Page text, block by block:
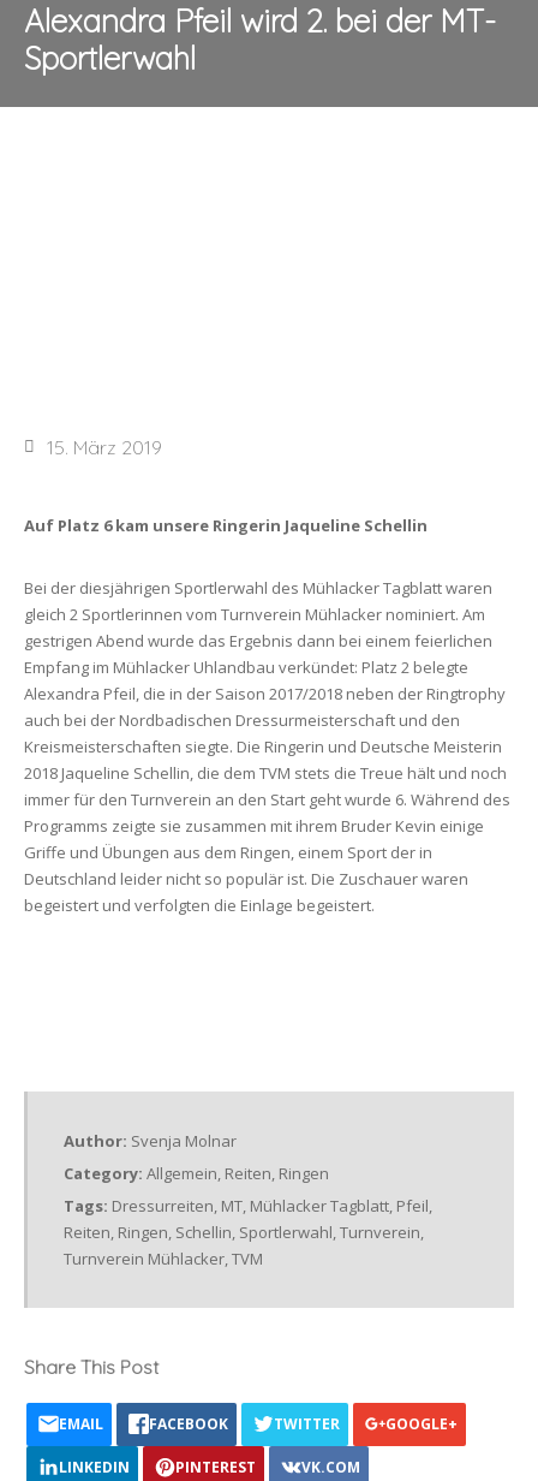
Alexandra Pfeil wird 2. bei der MT-
Sportlerwahl
15. März 2019
Auf Platz 6 kam unsere Ringerin Jaqueline Schellin
Bei der diesjährigen Sportlerwahl des Mühlacker Tagblatt waren
gleich 2 Sportlerinnen vom Turnverein Mühlacker nominiert. Am
gestrigen Abend wurde das Ergebnis dann bei einem feierlichen
Empfang im Mühlacker Uhlandbau verkündet: Platz 2 belegte
Alexandra Pfeil, die in der Saison 2017/2018 neben der Ringtrophy
auch bei der Nordbadischen Dressurmeisterschaft und den
Kreismeisterschaften siegte. Die Ringerin und Deutsche Meisterin
2018 Jaqueline Schellin, die dem TVM stets die Treue hält und noch
immer für den Turnverein an den Start geht wurde 6. Während des
Programms zeigte sie zusammen mit ihrem Bruder Kevin einige
Griffe und Übungen aus dem Ringen, einem Sport der in
Deutschland leider nicht so populär ist. Die Zuschauer waren
begeistert und verfolgten die Einlage begeistert.
Author: Svenja Molnar
Category: Allgemein, Reiten, Ringen
Tags: Dressurreiten, MT, Mühlacker Tagblatt, Pfeil,
Reiten, Ringen, Schellin, Sportlerwahl,Turnverein,
Turnverein Mühlacker,TVM
Share This Post
EMAIL FACEBOOK TWITTER GOOGLE+
LINKEDIN PINTEREST VK.COM